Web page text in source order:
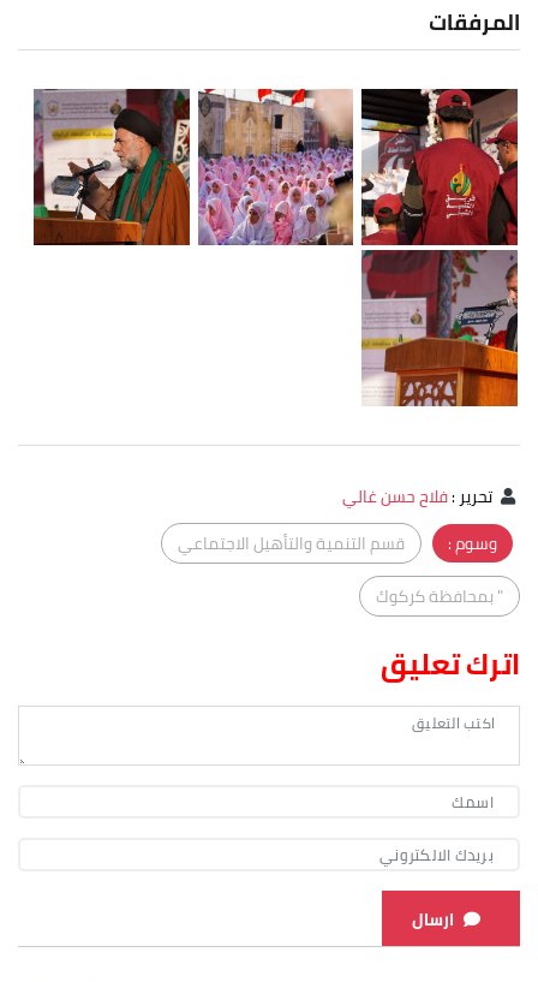
المرفقات
تحرير:فلاح حسن غالي
وسوم :
قسم التنمية والتأهيل الاجتماعي
" بمحافظة كركوك
اترك تعليق
ارسال